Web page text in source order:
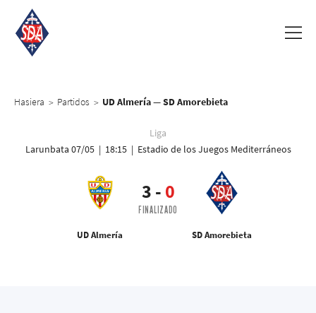
Hasiera > Partidos > UD Almería — SD Amorebieta
Liga
Larunbata 07/05 | 18:15 | Estadio de los Juegos Mediterráneos
SD Amorebieta
0
-
3
FINALIZADO
UD Almería